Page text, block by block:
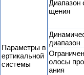
Параметры в
ертикальной
системы
Диапазон
щения
диапазон
олосы
ания